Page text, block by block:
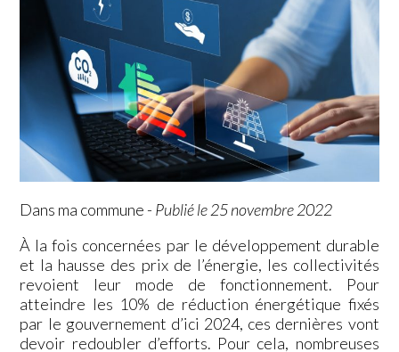
Dans ma commune - Publié le 25 novembre 2022
À la fois concernées par le développement durable
et la hausse des prix de l’énergie, les collectivités
revoient leur mode de fonctionnement. Pour
atteindre les 10% de réduction énergétique fixés
par le gouvernement d’ici 2024, ces dernières vont
devoir redoubler d’efforts. Pour cela, nombreuses